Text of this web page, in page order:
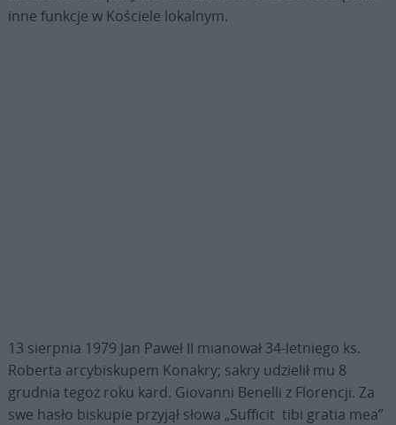
inne funkcje w Kościele lokalnym.
13 sierpnia 1979 Jan Paweł II mianował 34-letniego ks.
Roberta arcybiskupem Konakry; sakry udzielił mu 8
grudnia tegoż roku kard. Giovanni Benelli z Florencji. Za
swe hasło biskupie przyjął słowa „Sufficit tibi gratia mea”